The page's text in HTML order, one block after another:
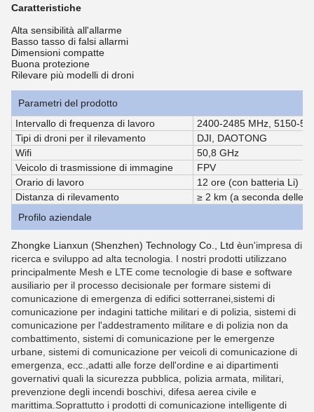
Caratteristiche
Alta sensibilità all'allarme
Basso tasso di falsi allarmi
Dimensioni compatte
Buona protezione
Rilevare più modelli di droni
Parametri del prodotto
Intervallo di frequenza di lavoro
2400-2485 MHz, 5150-
Tipi di droni per il rilevamento
DJI, DAOTONG
Wifi
50,8 GHz
Veicolo di trasmissione di immagine
FPV
Orario di lavoro
12 ore (con batteria Li)
Distanza di rilevamento
≥ 2 km (a seconda delle
Profilo aziendale
Zhongke Lianxun (Shenzhen) Technology Co., Ltd èun'impresa di
ricerca e sviluppo ad alta tecnologia. I nostri prodotti utilizzano
principalmente Mesh e LTE come tecnologie di base e software
ausiliario per il processo decisionale per formare sistemi di
comunicazione di emergenza di edifici sotterranei,sistemi di
comunicazione per indagini tattiche militari e di polizia, sistemi di
comunicazione per l'addestramento militare e di polizia non da
combattimento, sistemi di comunicazione per le emergenze
urbane, sistemi di comunicazione per veicoli di comunicazione di
emergenza, ecc.,adatti alle forze dell'ordine e ai dipartimenti
governativi quali la sicurezza pubblica, polizia armata, militari,
prevenzione degli incendi boschivi, difesa aerea civile e
marittima.Soprattutto i prodotti di comunicazione intelligente di